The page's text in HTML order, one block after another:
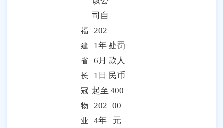
福
建
省
长
冠
物
业
司自
202
1年
6月
1日
起至
202
4年
处罚
款人
民币
400
00
元